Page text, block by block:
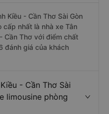
Kiều - Cần Thơ Sài Gòn
nhất là nhà xe Tân
Cần Thơ với điểm chất
đánh giá của khách
- Cần Thơ Sài
limousine phòng